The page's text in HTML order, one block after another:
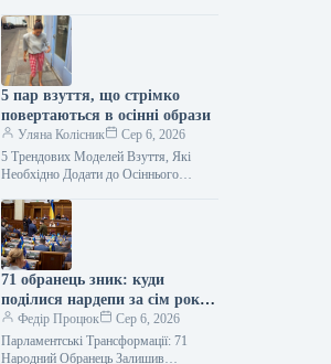
загальний стиль образу.
Найактуальніші моделі вже
накреслили…
5 пар взуття, що стрімко
повертаються в осінні образи
Уляна Колісник
Сер 6, 2026
5 Трендових Моделей Взуття, Які
Необхідно Додати до Осіннього
все ще із задоволенням носитимемо…
71 обранець зник: куди
поділися нардепи за сім років
роботи у Раді
Федір Процюк
Сер 6, 2026
Парламентські Трансформації: 71
Народний Обранець Залишив